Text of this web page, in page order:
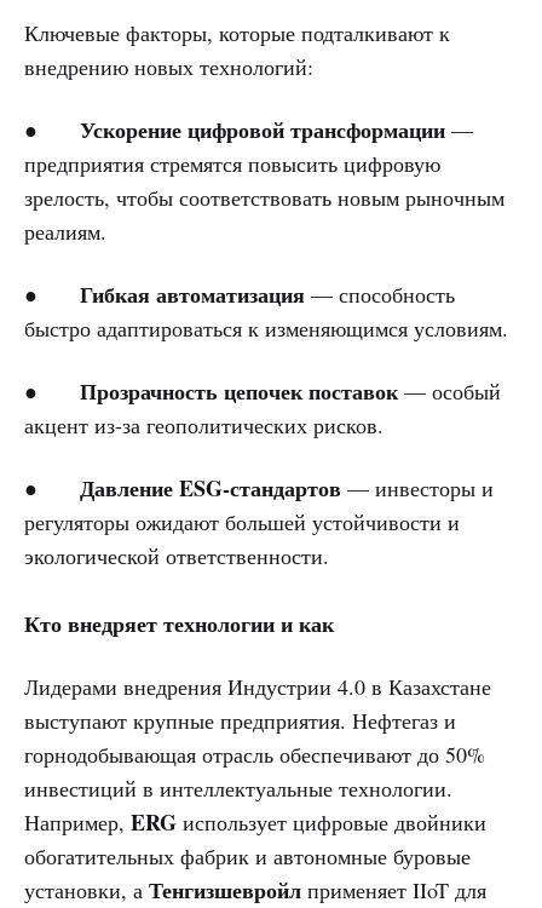
Ключевые факторы, которые подталкивают к
внедрению новых технологий:
● Ускорение цифровой трансформации —
предприятия стремятся повысить цифровую
зрелость, чтобы соответствовать новым рыночным
реалиям.
● Гибкая автоматизация — способность
быстро адаптироваться к изменяющимся условиям.
● Прозрачность цепочек поставок— особый
акцент из-за геополитических рисков.
● Давление ESG-стандартов — инвесторы и
регуляторы ожидают большей устойчивости и
экологической ответственности.
Кто внедряет технологии и как
Лидерами внедрения Индустрии 4.0 в Казахстане
выступают крупные предприятия. Нефтегаз и
горнодобывающая отрасль обеспечивают до 50%
инвестиций в интеллектуальные технологии.
Например, ERG использует цифровые двойники
обогатительных фабрик и автономные буровые
установки, а Тенгизшевройл применяет IIoT для